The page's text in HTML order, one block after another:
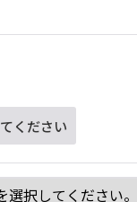
ください